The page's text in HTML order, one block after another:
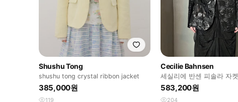
Shushu Tong
shushu tong crystal ribbon jacket
385,000원
119
Cecilie Bahnsen
세실리에 반센 피솔라 자켓
583,200원
204